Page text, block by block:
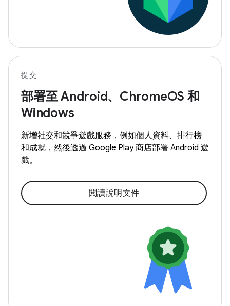
提交
部署至 Android、ChromeOS 和
Windows
新增社交和競爭遊戲服務，例如個人資料、排行榜
和成就，然後透過 Google Play 商店部署 Android 遊
戲。
閱讀說明文件